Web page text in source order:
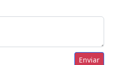
Enviar